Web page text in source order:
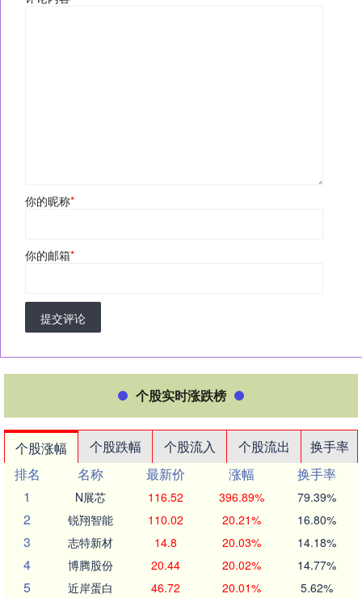
你的昵称*
你的邮箱*
提交评论
个股实时涨跌榜
个股涨幅 个股跌幅 个股流入 个股流出
换手率
排名
名称 最新价 涨幅
换手率
1
N展芯 116.52 396.89% 79.39%
2 锐翔智能 110.02 20.21% 16.80%
3 志特新材 14.8 20.03% 14.18%
4 博腾股份 20.44 20.02% 14.77%
5 近岸蛋白 46.72 20.01% 5.62%